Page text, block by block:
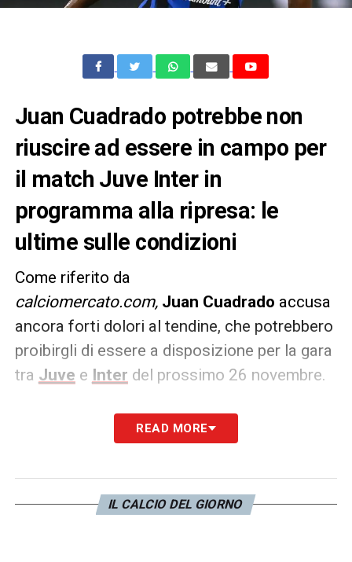
Juan Cuadrado potrebbe non
riuscire ad essere in campo per
il match Juve Inter in
programma alla ripresa: le
ultime sulle condizioni
Come riferito da
calciomercato.com, Juan Cuadrado accusa
ancora forti dolori al tendine, che potrebbero
proibirgli di essere a disposizione per la gara
tra Juve e Inter del prossimo 26 novembre.
Anche domani dovrebbe allenarsi a parte. In
attesa di capire se nei prossimi giorni
LA PLAYLIST DELLE NOSTRE TOP NEWS
READ MORE
IL CALCIO DEL GIORNO